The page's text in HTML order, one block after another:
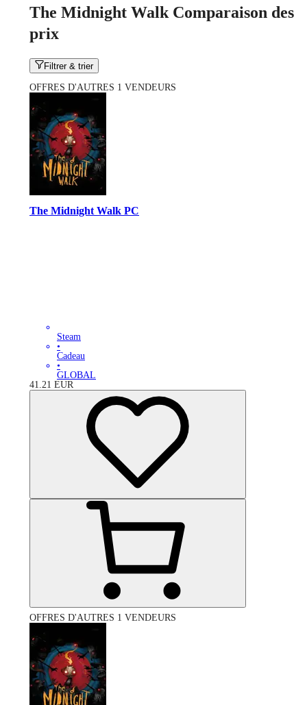
The Midnight Walk Comparaison des
prix
Filtrer & trier
OFFRES D'AUTRES 1 VENDEURS
The Midnight Walk PC
Steam
•
Cadeau
•
GLOBAL
41.21 EUR
OFFRES D'AUTRES 1 VENDEURS